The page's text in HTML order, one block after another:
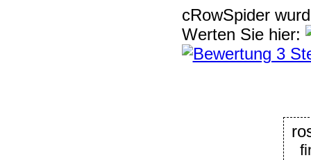
cRowSpider
Werten Sie hier: